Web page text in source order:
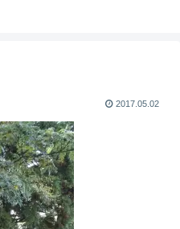
2017.05.02